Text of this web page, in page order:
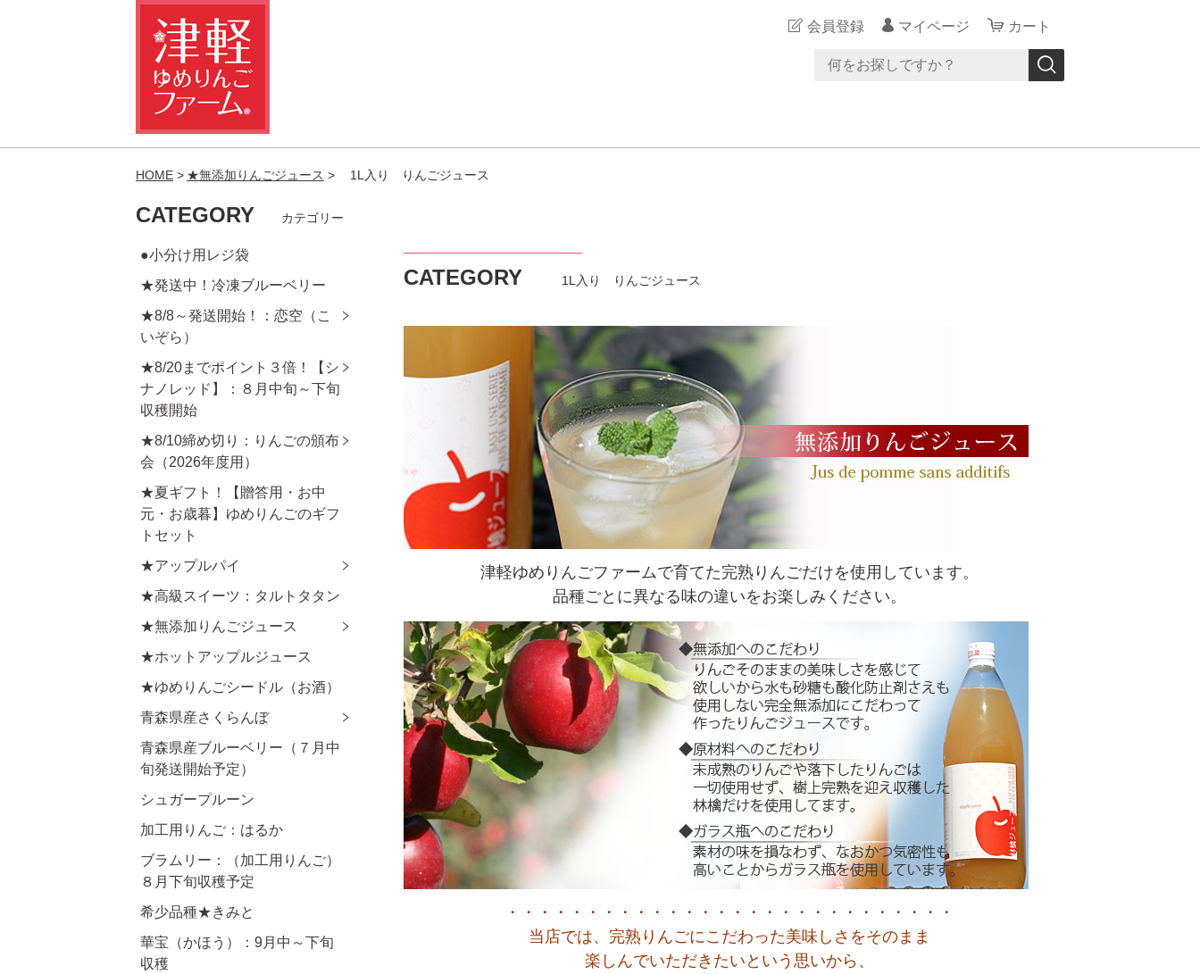
会員登録 マイページ カート
HOME ★無添加りんごジュース 1L入り りんごジュース
CATEGORY 1L入り りんごジュース
津軽ゆめりんごファームで育てた完熟りんごだけを使用しています。
品種ごとに異なる味の違いをお楽しみください。
・・・・・・・・・・・・・・・・・・・・・・・・・・・・
当店では、完熟りんごにこだわった美味しさをそのまま
楽しんでいただきたいという思いから、
CATEGORY カテゴリー
●小分け用レジ袋
★発送中！冷凍ブルーベリー
★8/8～発送開始！：恋空（こ
いぞら）
★8/20までポイント３倍！【シ
ナノレッド】：８月中旬～下旬
収穫開始
★8/10締め切り：りんごの頒布
会（2026年度用）
★夏ギフト！【贈答用・お中
元・お歳暮】ゆめりんごのギフ
トセット
★アップルパイ
★高級スイーツ：タルトタタン
★無添加りんごジュース
★ホットアップルジュース
★ゆめりんごシードル（お酒）
青森県産さくらんぼ
青森県産ブルーベリー（７月中
旬発送開始予定）
シュガープルーン
加工用りんご：はるか
ブラムリー：（加工用りんご）
８月下旬収穫予定
希少品種★きみと
華宝（かほう）：9月中～下旬
収穫